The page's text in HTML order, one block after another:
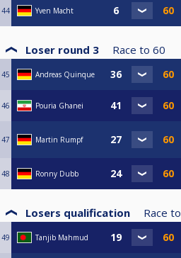
44 Yven Macht
Loser round 3 Race to 60
45 Andreas Quinque
46 Pouria Ghanei
47 Martin Rumpf
48 Ronny Dubb
Losers qualification Race to
49 Tanjib Mahmud